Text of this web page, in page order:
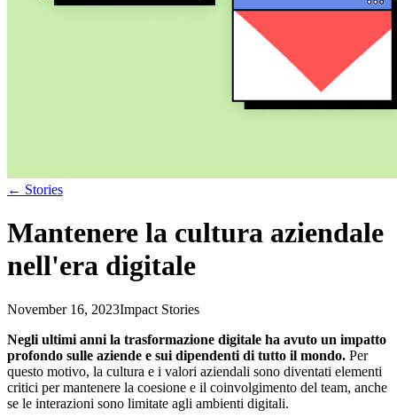
← Stories
Mantenere la cultura aziendale
nell'era digitale
November 16, 2023Impact Stories
Negli ultimi anni la trasformazione digitale ha avuto un impatto
profondo sulle aziende e sui dipendenti di tutto il mondo. Per
questo motivo, la cultura e i valori aziendali sono diventati elementi
critici per mantenere la coesione e il coinvolgimento del team, anche
se le interazioni sono limitate agli ambienti digitali.